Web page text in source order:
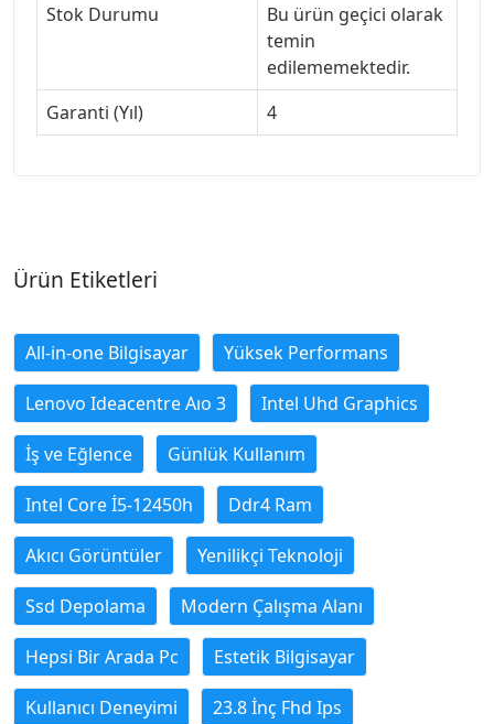
Stok Durumu
Bu ürün geçici olarak
temin
edilememektedir.
Garanti (Yıl)
4
Ürün Etiketleri
All-in-one Bilgisayar Yüksek Performans
Lenovo Ideacentre Aıo 3 Intel Uhd Graphics
İş ve Eğlence Günlük Kullanım
Intel Core İ5-12450h Ddr4 Ram
Akıcı Görüntüler Yenilikçi Teknoloji
Ssd Depolama Modern Çalışma Alanı
Hepsi Bir Arada Pc Estetik Bilgisayar
Kullanıcı Deneyimi 23.8 İnç Fhd Ips